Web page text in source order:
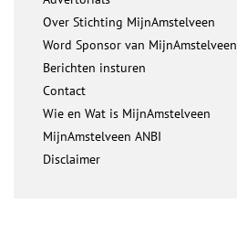
Over Stichting MijnAmstelveen
Word Sponsor van MijnAmstelveen
Berichten insturen
Contact
Wie en Wat is MijnAmstelveen
MijnAmstelveen ANBI
Disclaimer